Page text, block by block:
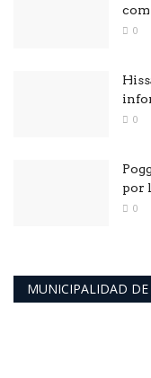
0
0
por
0
MUNICIPALIDAD DE